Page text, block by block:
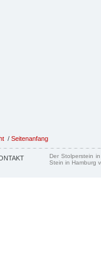
/ Seitenanfang
Der Stolperstein
Stein in Hamburg